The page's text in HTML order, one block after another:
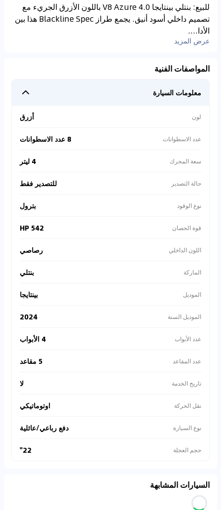
للبيع: بنتلي بينتايجا V8 Azure 4.0 باللون الأزرق الجريء مع
تصميم داخلي أسود أنيق. يجمع طراز Blackline Spec هذا بين
الأدا....
عرض المزيد
المواصفات الفنية
معلومات السيارة
لون أزرق
عدد الاسطوانات 8 عدد الاسطوانات
سعة المحرك 4 ليتر
حالة التصدير للتصدير فقط
نوع الوقود بترول
قوة الحصان 542 HP
اللون الداخلي رصاصي
الماركة بنتلي
الموديل بينتايجا
الموديل السنة 2024
عدد الأبواب 4 الأبواب
عدد المقاعد 5 مقاعد
تاريخ الخدمة لا
نقل الحركة اوتوماتيكي
نوع السيارة دفع رباعي/عائلية
حجم العجلة 22"
السيارات المشابهة